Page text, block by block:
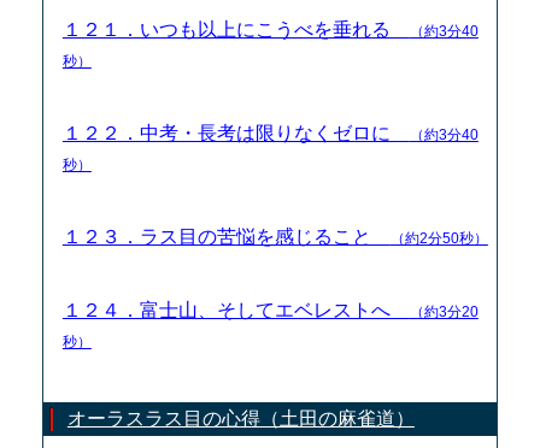
１２１．いつも以上にこうべを垂れる
（約3分40
秒）
１２２．中考・長考は限りなくゼロに
（約3分40
秒）
１２３．ラス目の苦悩を感じること （約2分50秒）
１２４．富士山、そしてエベレストへ
（約3分20
秒）
オーラスラス目の心得（土田の麻雀道）